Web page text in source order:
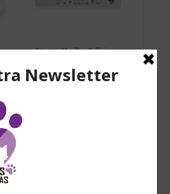
Fitness,Huellas Callejeras,
ella